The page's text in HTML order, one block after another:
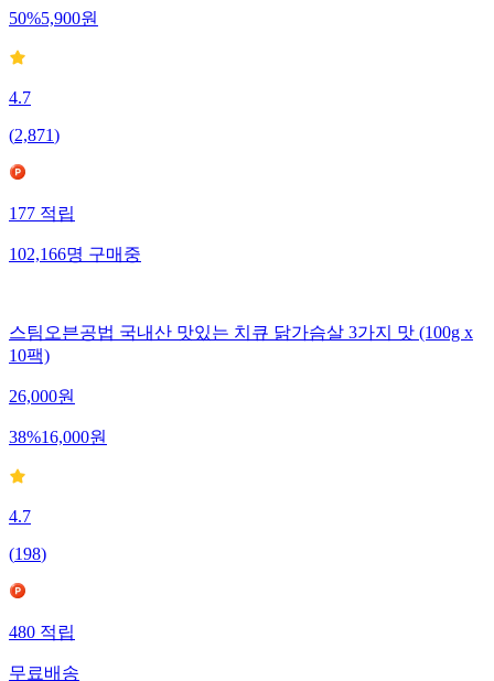
50%5,900원
4.7
(2,871)
177적립
102,166명구매중
스팀오븐공법 국내산 맛있는 치큐 닭가슴살 3가지 맛 (100g x
10팩)
26,000원
38%16,000원
4.7
(198)
480적립